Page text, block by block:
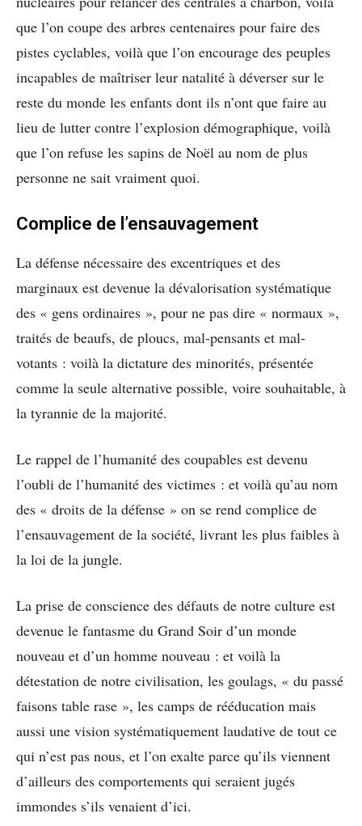
que l’on coupe des arbres centenaires pour faire des
pistes cyclables, voilà que l’on encourage des peuples
incapables de maîtriser leur natalité à déverser sur le
reste du monde les enfants dont ils n’ont que faire au
lieu de lutter contre l’explosion démographique, voilà
que l’on refuse les sapins de Noël au nom de plus
personne ne sait vraiment quoi.
Complice de l’ensauvagement
La défense nécessaire des excentriques et des
marginaux est devenue la dévalorisation systématique
des « gens ordinaires », pour ne pas dire « normaux »,
traités de beaufs, de ploucs, mal-pensants et mal-
votants : voilà la dictature des minorités, présentée
comme la seule alternative possible, voire souhaitable, à
la tyrannie de la majorité.
Le rappel de l’humanité des coupables est devenu
l’oubli de l’humanité des victimes : et voilà qu’au nom
des « droits de la défense » on se rend complice de
l’ensauvagement de la société, livrant les plus faibles à
la loi de la jungle.
La prise de conscience des défauts de notre culture est
devenue le fantasme du Grand Soir d’un monde
nouveau et d’un homme nouveau : et voilà la
détestation de notre civilisation, les goulags, « du passé
faisons table rase », les camps de rééducation mais
aussi une vision systématiquement laudative de tout ce
qui n’est pas nous, et l’on exalte parce qu’ils viennent
d’ailleurs des comportements qui seraient jugés
immondes s’ils venaient d’ici.